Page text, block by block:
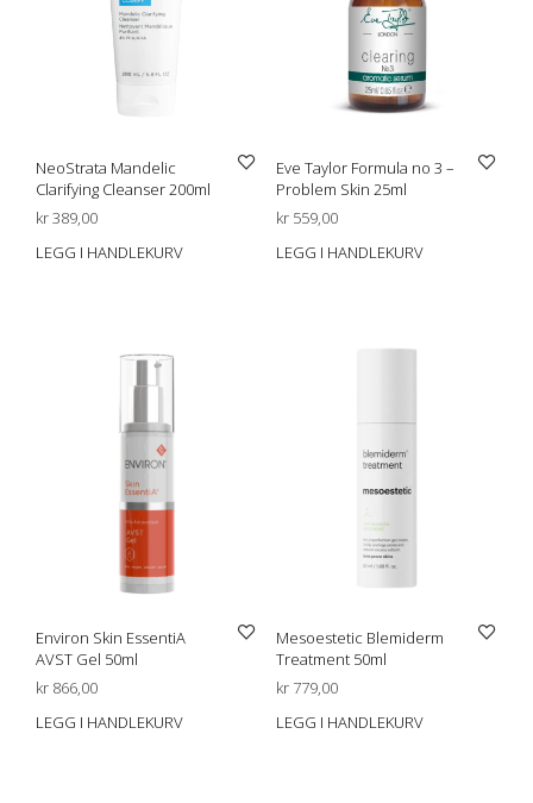
NeoStrata Mandelic
Clarifying Cleanser 200ml
kr389,00
LEGG I HANDLEKURV
Eve Taylor Formula no 3 –
Problem Skin 25ml
kr559,00
LEGG I HANDLEKURV
Environ Skin EssentiA
AVST Gel 50ml
kr 866,00
LEGG I HANDLEKURV
Mesoestetic Blemiderm
Treatment 50ml
kr779,00
LEGG I HANDLEKURV